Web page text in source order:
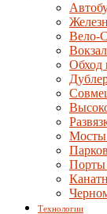
Обход
Мосты
Технологии